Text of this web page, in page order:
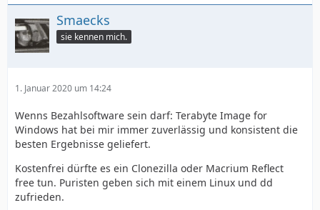
Smaecks
sie kennen mich.
1. Januar 2020 um 14:24
Wenns Bezahlsoftware sein darf: Terabyte Image for
Windows hat bei mir immer zuverlässig und konsistent die
besten Ergebnisse geliefert.
Kostenfrei dürfte es ein Clonezilla oder Macrium Reflect
free tun. Puristen geben sich mit einem Linux und dd
zufrieden.